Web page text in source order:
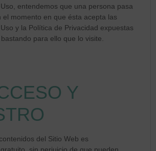
entendemos que una persona pasa
el momento en que ésta acepta las
y la Política de Privacidad expuestas
para ello que lo visite.
Y
del Sitio Web es